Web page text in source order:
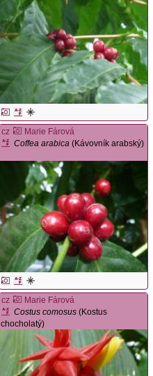
cz
Marie Fárová
Coffea arabica (Kávovník arabský)
cz
Marie Fárová
Costus comosus (Kostus
chocholatý)